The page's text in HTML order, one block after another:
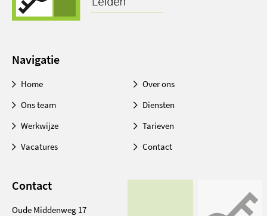
Navigatie
Home
Over ons
Ons team
Diensten
Werkwijze
Tarieven
Vacatures
Contact
Contact
Oude Middenweg 17